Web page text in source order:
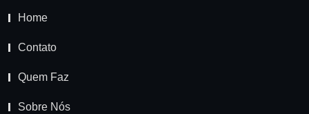
Home
Contato
Quem Faz
Sobre Nós